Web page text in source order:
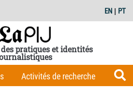
EN | PT
pratiques et identités
Activités de recherche